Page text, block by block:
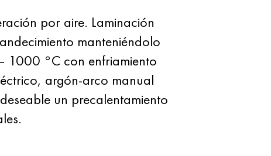
por aire. Laminación
manteniéndolo
1000 °C con enfriamiento
argón-arco manual
un precalentamiento